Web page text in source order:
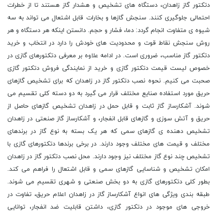
دتکتور گاز زاهدان، دستگاه های تشخیص و هشدار گاز هستند تا از خطرات
احتمالی جلوگیری کنند. سنجش گازها و بخارات قابل اشتعال می تواند به سه
شیوه ی متفاوت انجام گردد: دما، فشار و حجم. دانستن اینکه هر دستگاه و هر
روش سنجش نقاط قوت و محدودیت های خودش را دارد در انتخاب و خرید
دتکتور گاز مناسب، ضروری است. در ادامه علاوه بر معرفی دتکتورهای گازی در
خصوص لیست قیمت دتکتور گازی و خرید از نمایندگی فروش دتکتور گازی
صحبت می کنیم. نحوه نصب دتکتور گاز در زاهدان که برای تشخیص گازهای
حریق مورد استفاده صنایع مختلف قرار می گیرد به دو دسته کلی تقسیم می
شوند. آشکارساز گاز ثابت و قابل حمل در زاهدان تشخیص گازهای حاصل از
حریق و آتش سوزی و گازهای قابل انفجار، و آشکارساز گاز صنعتی در زاهدان
تشخیص دهنده ی گازهای سمی که هر یک بسته به نوع گاز در برندهای
مختلف و قیمت های مختلف وجود دارند. در برخی برندها دتکتورهای گازی با
تشخیص چند نوع گاز مختلف نیز وجود دارند. محل نصب دتکتور گاز در زاهدان
امکان تشخیص و شناسایی گازهای سمی و قابل اشتعال را فراهم می کند.
بطور کلی دتکتورهای گازی به دو بخش صنعتی و شهری تقسیم می شوند.
طبقه بندی ویژگی های انواع آشکارساز گاز در زاهدان اعلام حریق، تفاوت در
خروجی های موجود در دتکتور گازی، داشتن قابلیت ضد انفجار، توانایی